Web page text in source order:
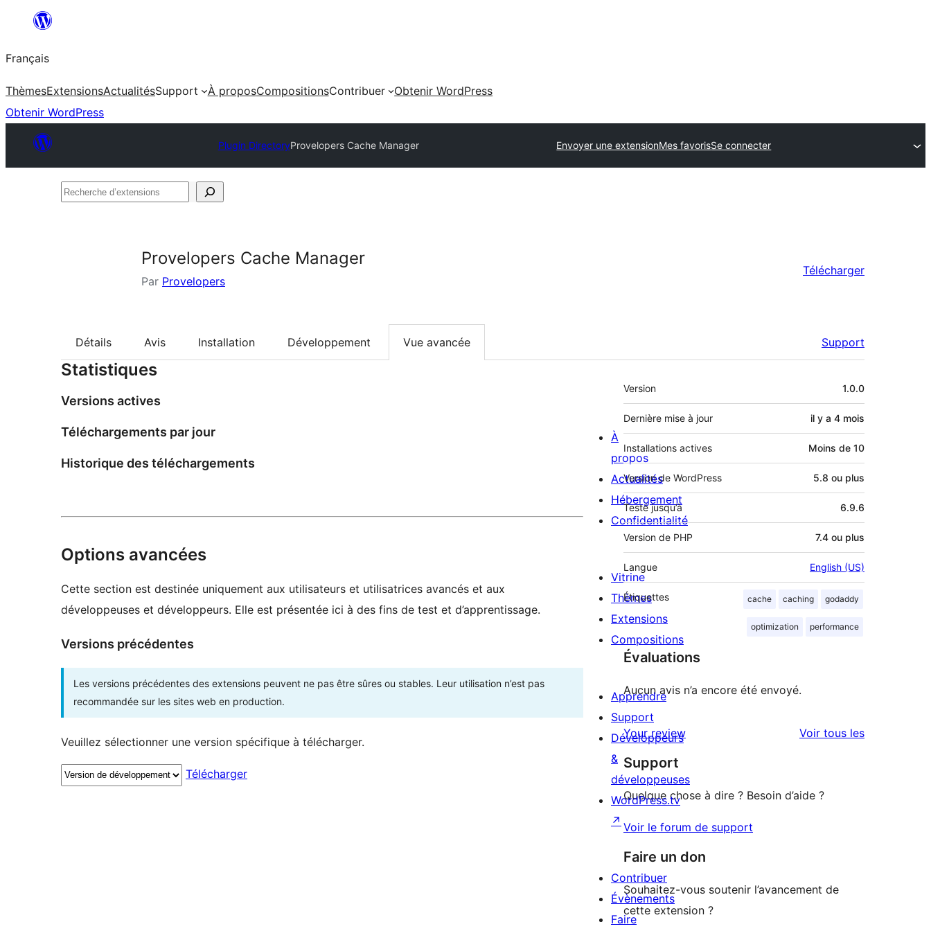
contenu
Français
ThèmesExtensionsActualitésSupport À proposCompositionsContribuer
Obtenir WordPress
Obtenir WordPress
Plugin DirectoryProvelopers Cache Manager Envoyer une extensionMes favorisSe connecter
Recherche
Provelopers Cache Manager
Par Provelopers
Télécharger
Détails Avis Installation Développement Vue avancée Support
Statistiques
Versions actives
Téléchargements par jour
Historique des téléchargements
Options avancées
Cette section est destinée uniquement aux utilisateurs et utilisatrices avancés et aux
développeuses et développeurs. Elle est présentée ici à des fins de test et d’apprentissage.
Versions précédentes
Les versions précédentes des extensions peuvent ne pas être sûres ou stables. Leur utilisation n’est pas
recommandée sur les sites web en production.
Veuillez sélectionner une version spécifique à télécharger.
Télécharger
Méta
Version 1.0.0
Dernière mise à jour il y a 4 mois
Installations actives Moins de 10
Version de WordPress 5.8 ou plus
Testé jusqu’à 6.9.6
Version de PHP 7.4 ou plus
Langue English (US)
Étiquettes cache caching godaddy
optimization performance
Évaluations
Aucun avis n’a encore été envoyé.
Your review Voir tous lesavis
Support
Quelque chose à dire ? Besoin d’aide ?
Voir le forum de support
Faire un don
Souhaitez-vous soutenir l’avancement de
cette extension ?
À
propos
Actualités
Hébergement
Confidentialité
Vitrine
Thèmes
Extensions
Compositions
Apprendre
Support
Développeurs
&
développeuses
WordPress.tv
↗
Contribuer
Évènements
Faire